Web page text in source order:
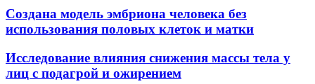
Создана модель эмбриона человека без
использования половых клеток и матки
Исследование влияния снижения массы тела у
лиц с подагрой и ожирением